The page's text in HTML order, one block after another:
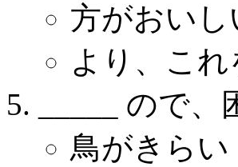
方がおいし
より、こ
_____ ので
鳥がきらい